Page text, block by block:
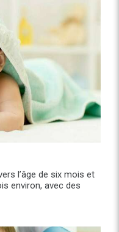
l’âge de six mois et
environ, avec des